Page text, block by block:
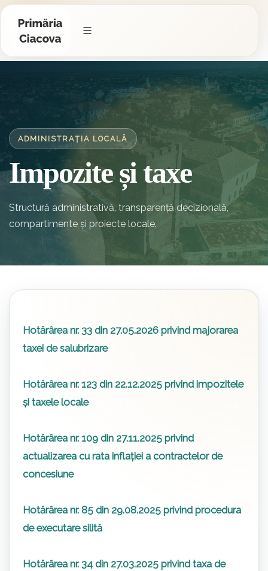
ADMINISTRAȚIA LOCALĂ
Impozite și taxe
Structură administrativă, transparență decizională,
compartimente și proiecte locale.
Hotărârea nr. 33 din 27.05.2026 privind majorarea
taxei de salubrizare
Hotărârea nr. 123 din 22.12.2025 privind impozitele
și taxele locale
Hotărârea nr. 109 din 27.11.2025 privind
actualizarea cu rata inflației a contractelor de
concesiune
Hotărârea nr. 85 din 29.08.2025 privind procedura
de executare silită
Hotărârea nr. 34 din 27.03.2025 privind taxa de